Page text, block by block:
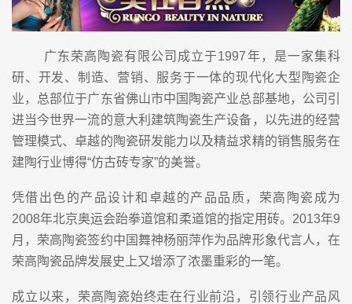
广东荣高陶瓷有限公司成立于1997年，是一家集科
研、开发、制造、营销、服务于一体的现代化大型陶瓷企
业，总部位于广东省佛山市中国陶瓷产业总部基地，公司引
进当今世界一流的意大利建筑陶瓷生产设备，以先进的经营
管理模式、卓越的陶瓷研发能力以及精益求精的销售服务在
建陶行业博得“仿古砖专家”的美誉。
凭借出色的产品设计和卓越的产品品质，荣高陶瓷成为
2008年北京奥运会跆拳道馆和柔道馆的指定用砖。2013年9
月，荣高陶瓷签约中国舞神杨丽萍作为品牌形象代言人，在
荣高陶瓷品牌发展史上又增添了浓墨重彩的一笔。
成立以来，荣高陶瓷始终走在行业前沿，引领行业产品风